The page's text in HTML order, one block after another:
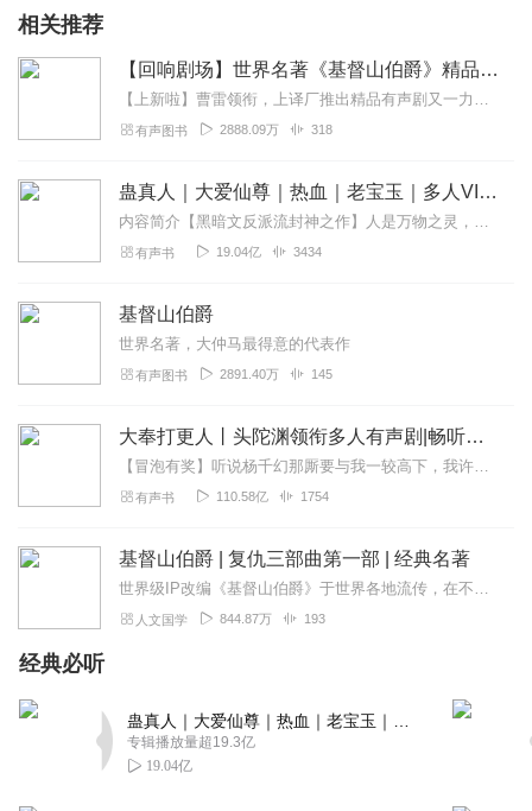
喜欢主播的音色，很有意境！感恩相遇，希望我们互相关
注，点赞鼓励，一起进步
2026-04-14
相关推荐
【回响剧场】世界名著《基督山伯爵》精品有声剧| 复仇爽文
【上新啦】曹雷领衔，上译厂推出精品有声剧又一力作《苔丝》，听英国悲剧大师的一声叹息……《基督山伯爵》世界通俗小说扛鼎之作，为无数迷茫者指引人生之路。爽文鼻祖，情...
有声图书 2888.09万 318
蛊真人｜大爱仙尊｜热血｜老宝玉｜多人VIP免费有声剧
内容简介【黑暗文反派流封神之作】人是万物之灵，蛊是天地真精。一个穿越者不断重生的故事。一个养蛊、炼蛊、用蛊的奇特世界。配音组（男角色）老宝玉旁白...
有声书 19.04亿 3434
基督山伯爵
世界名著，大仲马最得意的代表作
有声图书 2891.40万 145
大奉打更人丨头陀渊领衔多人有声剧|畅听全集|王鹤棣、田曦薇主演影视剧原著|卖报小郎君
【冒泡有奖】听说杨千幻那厮要与我一较高下，我许七安要开始装叉了！快进入声音播放页戳下方输入框，冒个泡偷偷告诉我，我要用哪些诗词才能胜过他？说得好的，有赏！202...
有声书 110.58亿 1754
基督山伯爵 | 复仇三部曲第一部 | 经典名著
世界级IP改编《基督山伯爵》于世界各地流传，在不同语言、文化背景之下广受欢迎，它究竟有着什么样的魔力？唐泰斯越狱复仇的成功是否皆因那笔财富？有恩的得以善报，有仇...
人文国学 844.87万 193
经典必听
专辑播放量超19.3亿
19.04亿